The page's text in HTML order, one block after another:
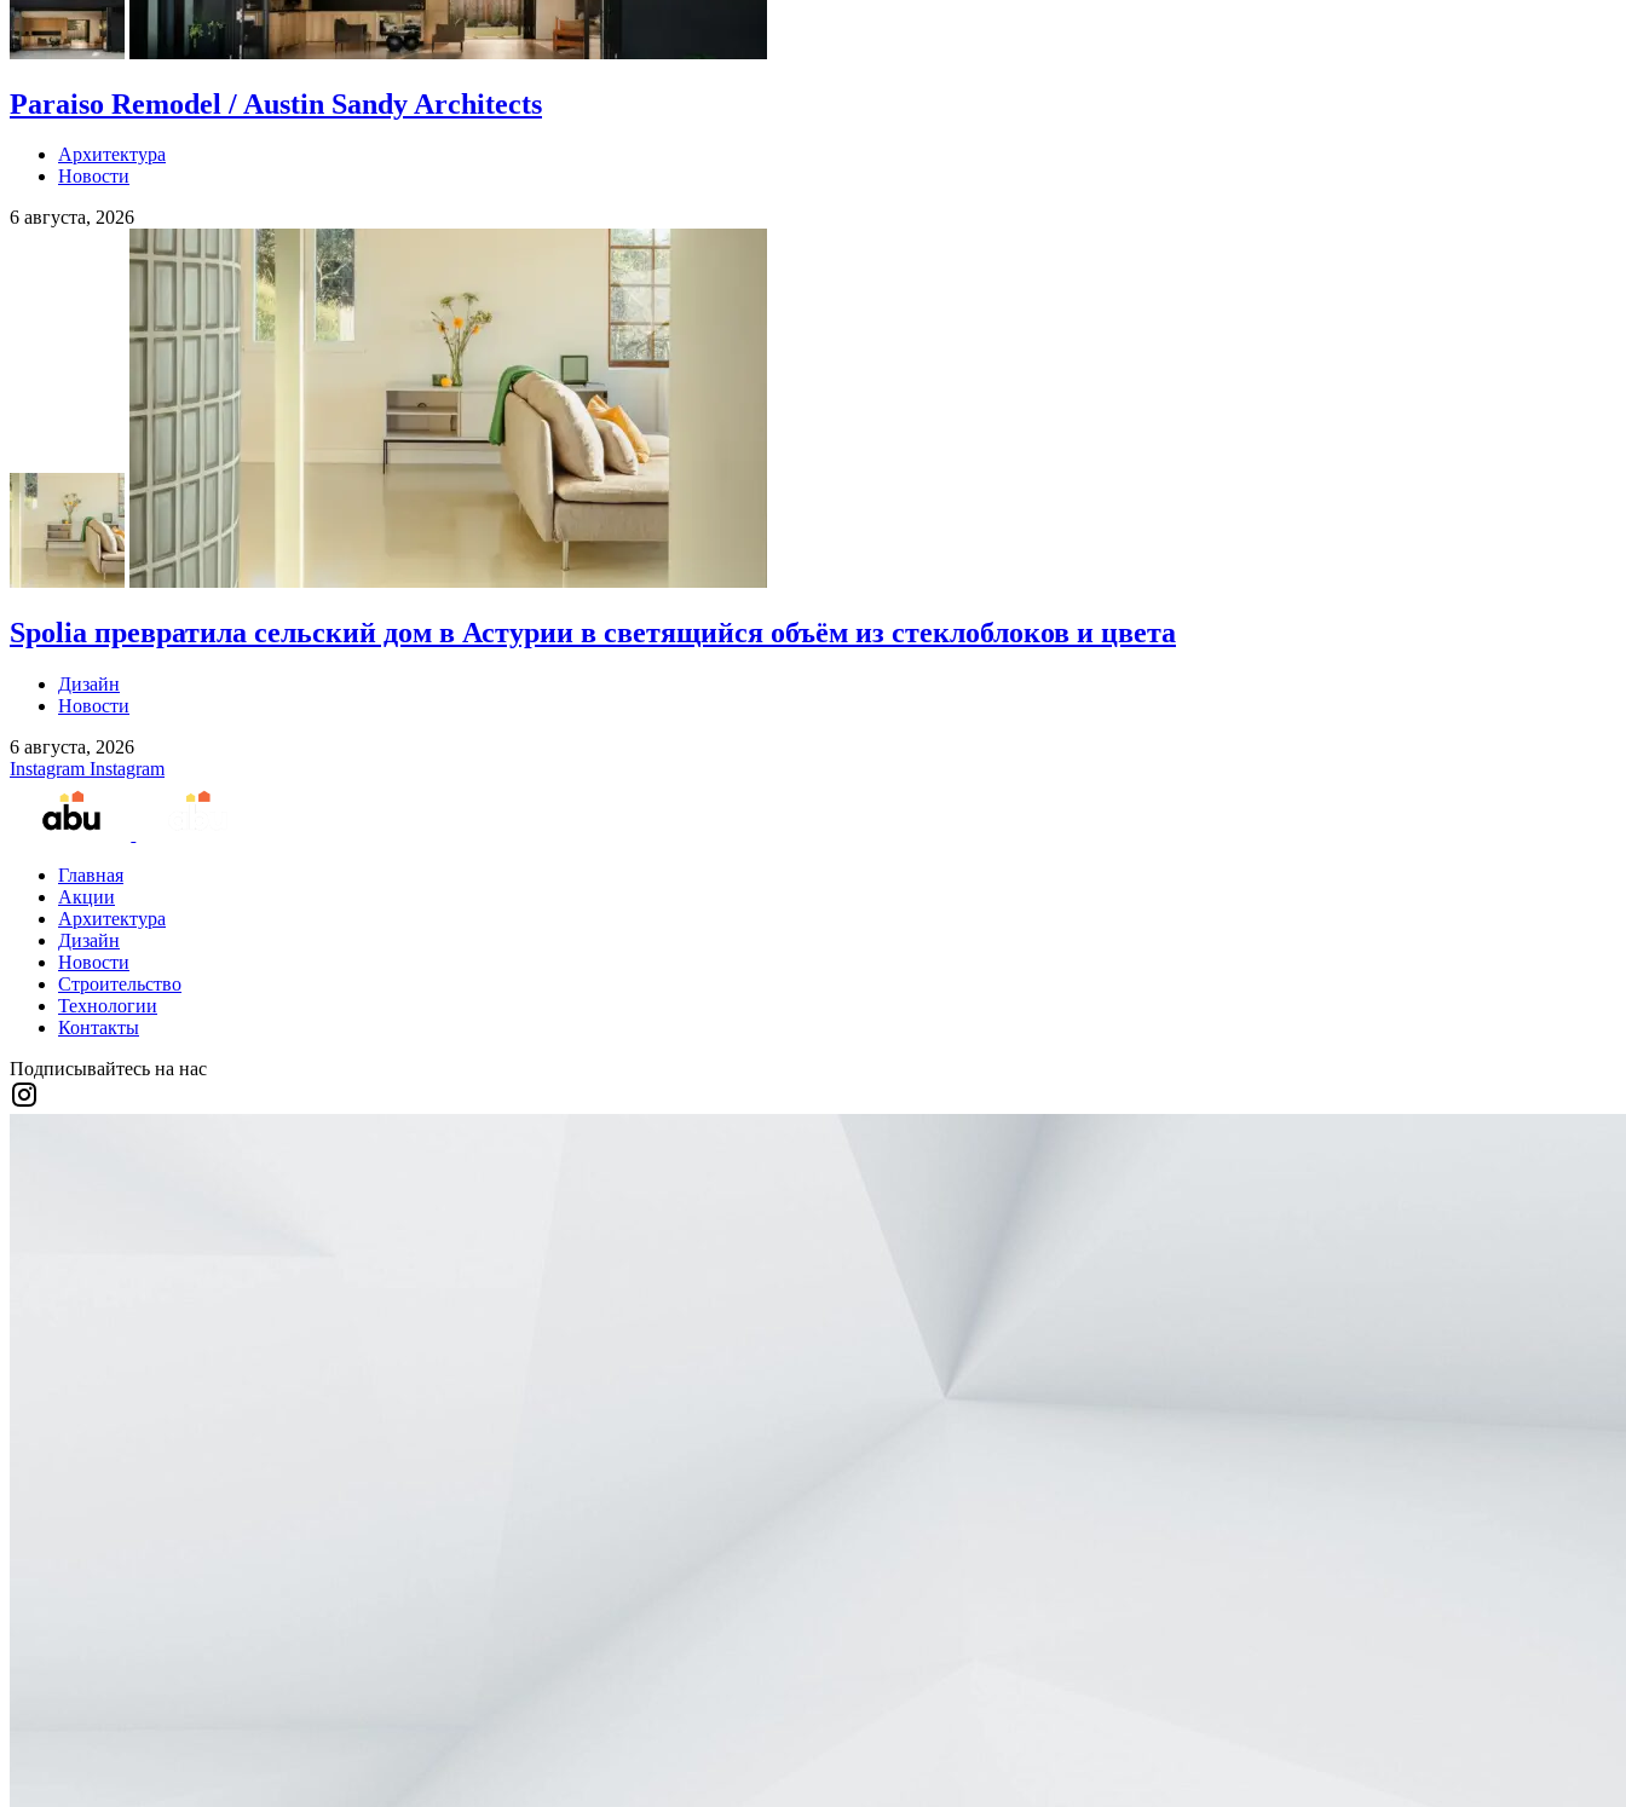
Paraiso Remodel / Austin Sandy Architects
Архитектура
Новости
6 августа, 2026
Spolia превратила сельский дом в Астурии в светящийся объём из стеклоблоков и цвета
Дизайн
Новости
6 августа, 2026
Instagram Instagram
Главная
Акции
Архитектура
Дизайн
Новости
Строительство
Технологии
Контакты
Подписывайтесь на нас